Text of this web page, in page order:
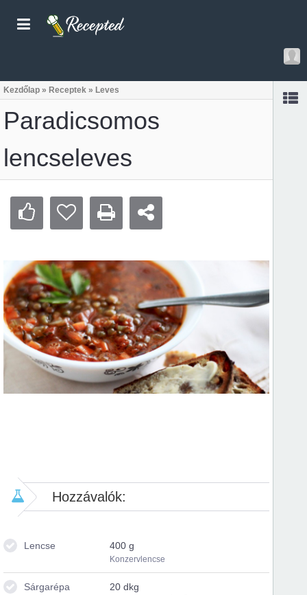
Kezdőlap » Receptek » Leves
Paradicsomos
lencseleves
Hozzávalók:
Lencse 400 g
Konzervlencse
Sárgarépa 20 dkg